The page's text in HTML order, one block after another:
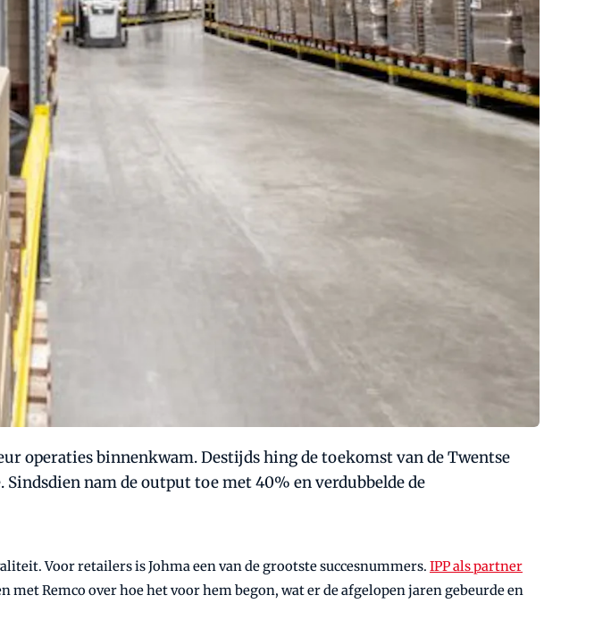
operaties binnenkwam. Destijds hing de toekomst van de Twentse
nam de output toe met 40% en verdubbelde de
Voor retailers is Johma een van de grootste succesnummers. IPP als partner
met Remco over hoe het voor hem begon, wat er de afgelopen jaren gebeurde en